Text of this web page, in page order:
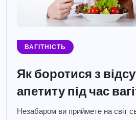
ВАГІТНІСТЬ
Як боротися з
апетиту під час
Незабаром ви приймете на світ